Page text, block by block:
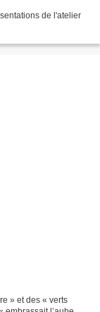
de l'atelier
» et des « verts